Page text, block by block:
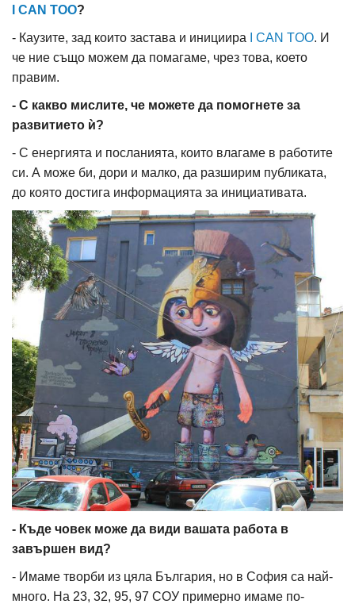
I CAN TOO?
- Каузите, зад които застава и инициира I CAN TOO. И
че ние също можем да помагаме, чрез това, което
правим.
- С какво мислите, че можете да помогнете за
развитието ѝ?
- С енергията и посланията, които влагаме в работите
си. А може би, дори и малко, да разширим публиката,
до която достига информацията за инициативата.
- Къде човек може да види вашата работа в
завършен вид?
- Имаме творби из цяла България, но в София са най-
много. На 23, 32, 95, 97 СОУ примерно имаме по-